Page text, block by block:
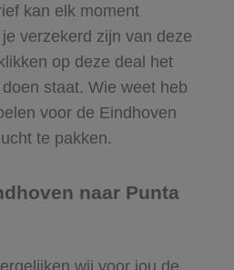
kan elk moment
verzekerd zijn van deze
op deze deal het
staat. Wie weet heb
voor de Eindhoven
te pakken.
naar Punta
wij voor jou de